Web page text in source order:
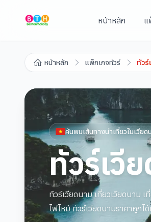
หน้าหลัก แ
หน้าหลัก แพ็กเกจทัวร์ ทัวร์
ค้นพบเส้นทางน่าเที่ยวในเวียด
ทัวร์เวี
ทัวร์เวียดนาม เที่ยวเวียดนาม
ไฟไหม้ ทัวร์เวียดนามราคาถูกไ